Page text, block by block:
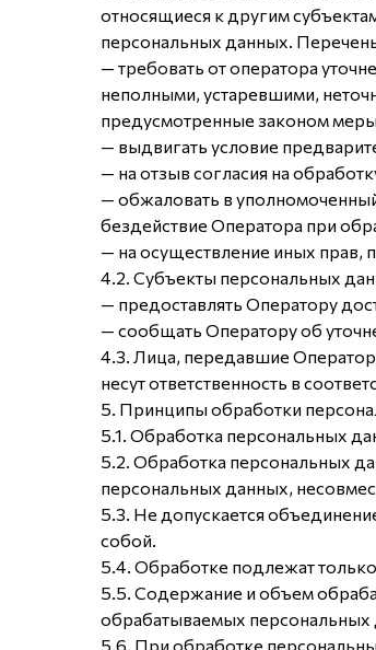
относящиеся к другим
персональных данных.
— требовать от оператора
неполными, устаревшими,
предусмотренные законом
— выдвигать условие
— на отзыв согласия на
— обжаловать в
бездействие Оператора при
— на осуществление иных прав,
4.2. Субъекты персональных
— предоставлять Оператору
— сообщать Оператору об
4.3. Лица, передавшие
несут ответственность в
5. Принципы обработки
5.1. Обработка персональных
5.2. Обработка персональных
персональных данных,
5.3. Не допускается
собой.
5.4. Обработке подлежат
5.5. Содержание и объем
обрабатываемых
5.6. При обработке